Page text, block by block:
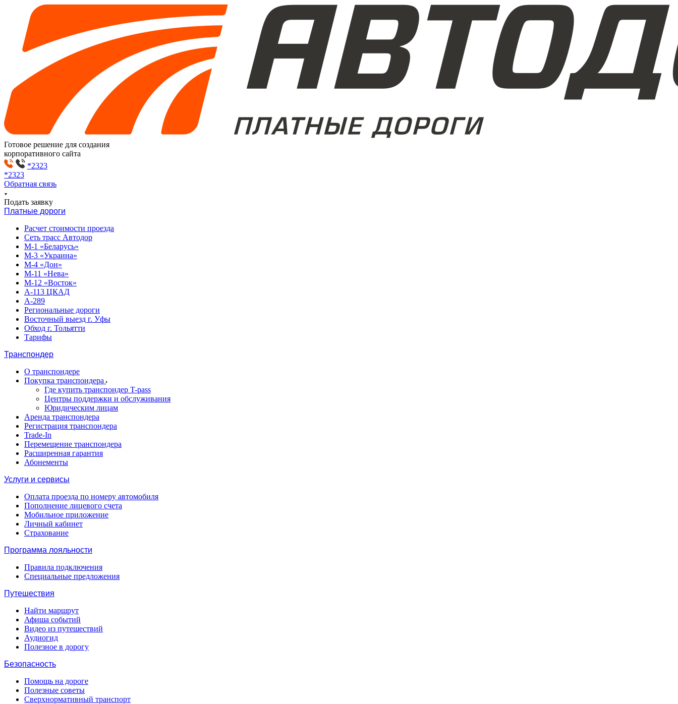
Готовое решение для создания
корпоративного сайта
*2323
*2323
Обратная связь
Подать заявку
Платные дороги
Расчет стоимости проезда
Сеть трасс Автодор
М-1 «Беларусь»
М-3 «Украина»
М-4 «Дон»
М-11 «Нева»
М-12 «Восток»
А-113 ЦКАД
А-289
Региональные дороги
Восточный выезд г. Уфы
Обход г. Тольятти
Тарифы
Транспондер
О транспондере
Покупка транспондера
Где купить транспондер T-pass
Центры поддержки и обслуживания
Юридическим лицам
Аренда транспондера
Регистрация транспондера
Trade-In
Перемещение транспондера
Расширенная гарантия
Абонементы
Услуги и сервисы
Оплата проезда по номеру автомобиля
Пополнение лицевого счета
Мобильное приложение
Личный кабинет
Страхование
Программа лояльности
Правила подключения
Специальные предложения
Путешествия
Найти маршрут
Афиша событий
Видео из путешествий
Аудиогид
Полезное в дорогу
Безопасность
Помощь на дороге
Полезные советы
Сверхнормативный транспорт